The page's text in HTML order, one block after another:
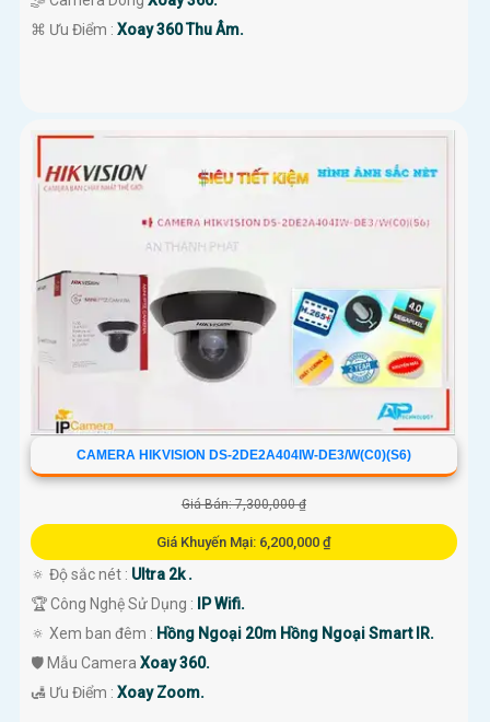
️⌘ Ưu Điểm : Xoay 360 Thu Âm.
CAMERA HIKVISION DS-2DE2A404IW-DE3/W(C0)(S6)
Giá Bán: 7,300,000 ₫
Giá Khuyến Mại: 6,200,000 ₫
🔅 Độ sắc nét : Ultra 2k .
🏆 Công Nghệ Sử Dụng :
IP Wifi.
🔅 Xem ban đêm : Hồng Ngoại 20m Hồng Ngoại Smart IR.
🛡 Mẫu Camera Xoay 360.
️🛃 Ưu Điểm : Xoay Zoom.